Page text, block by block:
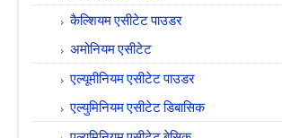
कैल्शियम एसीटेट पाउडर
अमोनियम एसीटेट
एल्यूमीनियम एसीटेट पाउडर
एल्युमिनियम एसीटेट डिबासिक